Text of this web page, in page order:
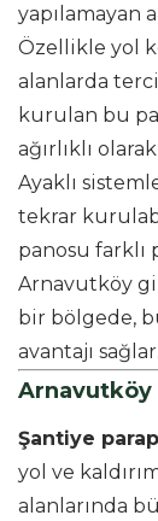
yapılamayan
Özellikle yol
alanlarda
kurulan bu
ağırlıklı
Ayaklı
tekrar
panosu farklı
Arnavutköy
bir bölgede,
avantajı sağlar.
Arnavutköy
Şantiye
yol ve
alanlarında